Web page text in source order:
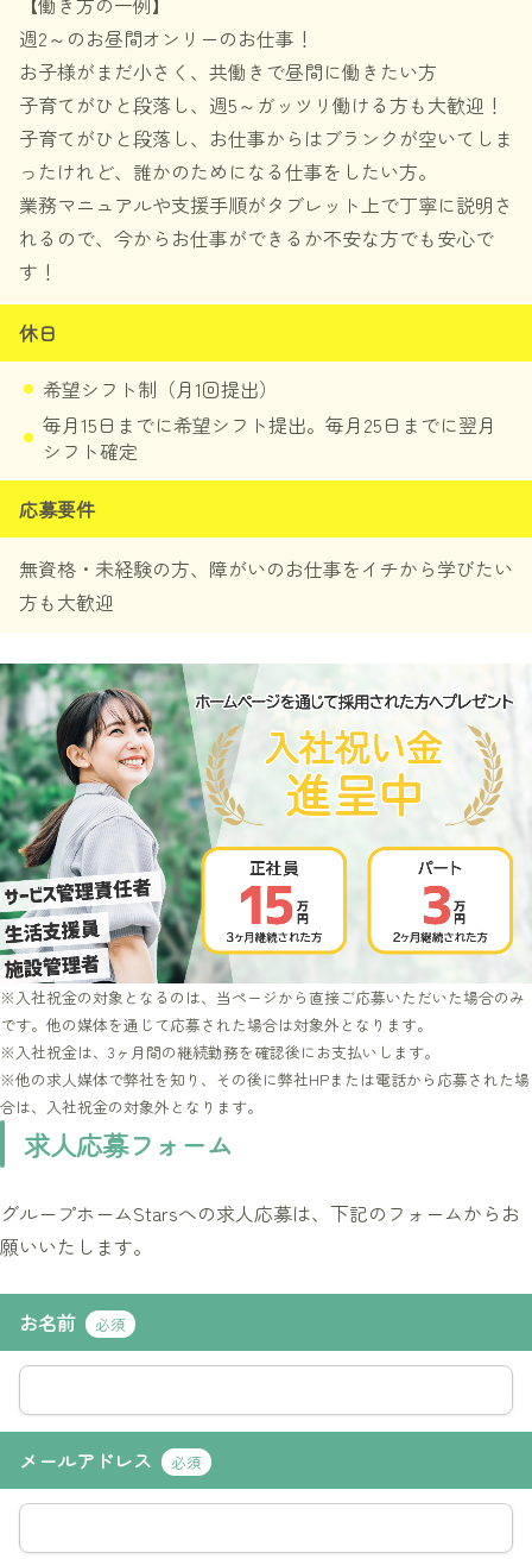
週2～のお昼間オンリーのお仕事！
お子様がまだ小さく、共働きで昼間に働きたい方
子育てがひと段落し、週5～ガッツリ働ける方も大歓迎！
子育てがひと段落し、お仕事からはブランクが空いてしま
ったけれど、誰かのためになる仕事をしたい方。
業務マニュアルや支援手順がタブレット上で丁寧に説明さ
れるので、今からお仕事ができるか不安な方でも安心で
す！
休日
希望シフト制（月1回提出）
毎月15日までに希望シフト提出。毎月25日までに翌月
シフト確定
応募要件
無資格・未経験の方、障がいのお仕事をイチから学びたい
方も大歓迎
※入社祝金の対象となるのは、当ページから直接ご応募いただいた場合のみ
です。他の媒体を通じて応募された場合は対象外となります。
※入社祝金は、3ヶ月間の継続勤務を確認後にお支払いします。
※他の求人媒体で弊社を知り、その後に弊社HPまたは電話から応募された場
合は、入社祝金の対象外となります。
求人応募フォーム
グループホームStarsへの求人応募は、下記のフォームからお
願いいたします。
お名前 必須
メールアドレス 必須